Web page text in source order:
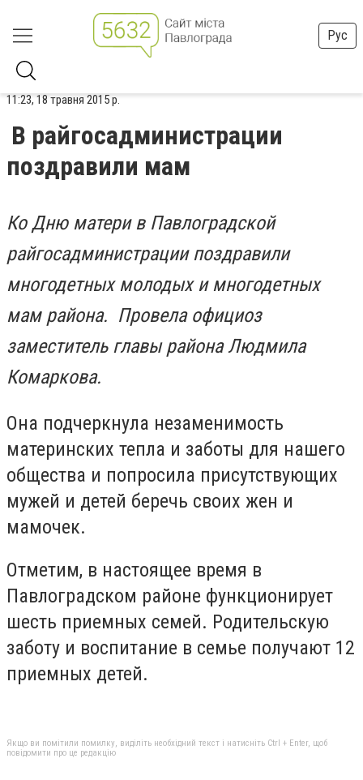
Рус
11:23, 18 травня 2015 р.
В райгосадминистрации
поздравили мам
Ко Дню матери в Павлоградской
райгосадминистрации поздравили
многодетных молодых и многодетных
мам района. Провела официоз
заместитель главы района Людмила
Комаркова.
Она подчеркнула незаменимость
материнских тепла и заботы для нашего
общества и попросила присутствующих
мужей и детей беречь своих жен и
мамочек.
Отметим, в настоящее время в
Павлоградском районе функционирует
шесть приемных семей. Родительскую
заботу и воспитание в семье получают 12
приемных детей.
Якщо ви помітили помилку, виділіть необхідний текст і натисніть Ctrl + Enter, щоб
повідомити про це редакцію